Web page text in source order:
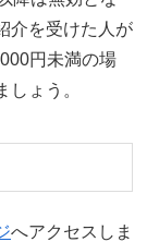
介を受けた人が
円未満の場
ょう。
へアクセスしま